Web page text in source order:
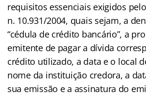
requisitos essenciais exigidos
n. 10.931/2004, quais sejam, a
“cédula de crédito bancário”, a
emitente de pagar a dívida
crédito utilizado, a data e o local
nome da instituição credora, a
sua emissão e a assinatura do